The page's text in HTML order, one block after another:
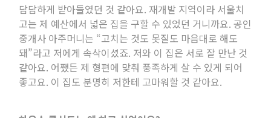
담담하게 받아들였던 것 같아요. 재개발 지역이라 서울치
고는 제 예산에서 넓은 집을 구할 수 있었던 거니까요.공인
중개사 아주머니는 “고치는 것도 못질도 마음대로 해도
돼”라고 저에게 속삭이셨죠. 저와 이 집은 서로 잘 만난 것
같아요. 어쨌든 제 형편에 맞춰 풍족하게 살 수 있게 되어
좋고요. 이 집도 분명히 저한테 고마워할 것 같아요.